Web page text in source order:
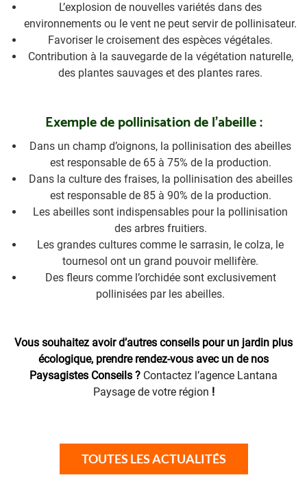
L’explosion de nouvelles variétés dans des
environnements ou le vent ne peut servir de pollinisateur.
Favoriser le croisement des espèces végétales.
Contribution à la sauvegarde de la végétation naturelle,
des plantes sauvages et des plantes rares.
Exemple de pollinisation de l’abeille :
Dans un champ d’oignons, la pollinisation des abeilles
est responsable de 65 à 75% de la production.
Dans la culture des fraises, la pollinisation des abeilles
est responsable de 85 à 90% de la production.
Les abeilles sont indispensables pour la pollinisation
des arbres fruitiers.
Les grandes cultures comme le sarrasin, le colza, le
tournesol ont un grand pouvoir mellifère.
Des fleurs comme l’orchidée sont exclusivement
pollinisées par les abeilles.
Vous souhaitez avoir d’autres conseils pour un jardin plus
écologique, prendre rendez-vous avec un de nos
Paysagistes Conseils ? Contactez l’agence Lantana
Paysage de votre région !
TOUTES LES ACTUALITÉS